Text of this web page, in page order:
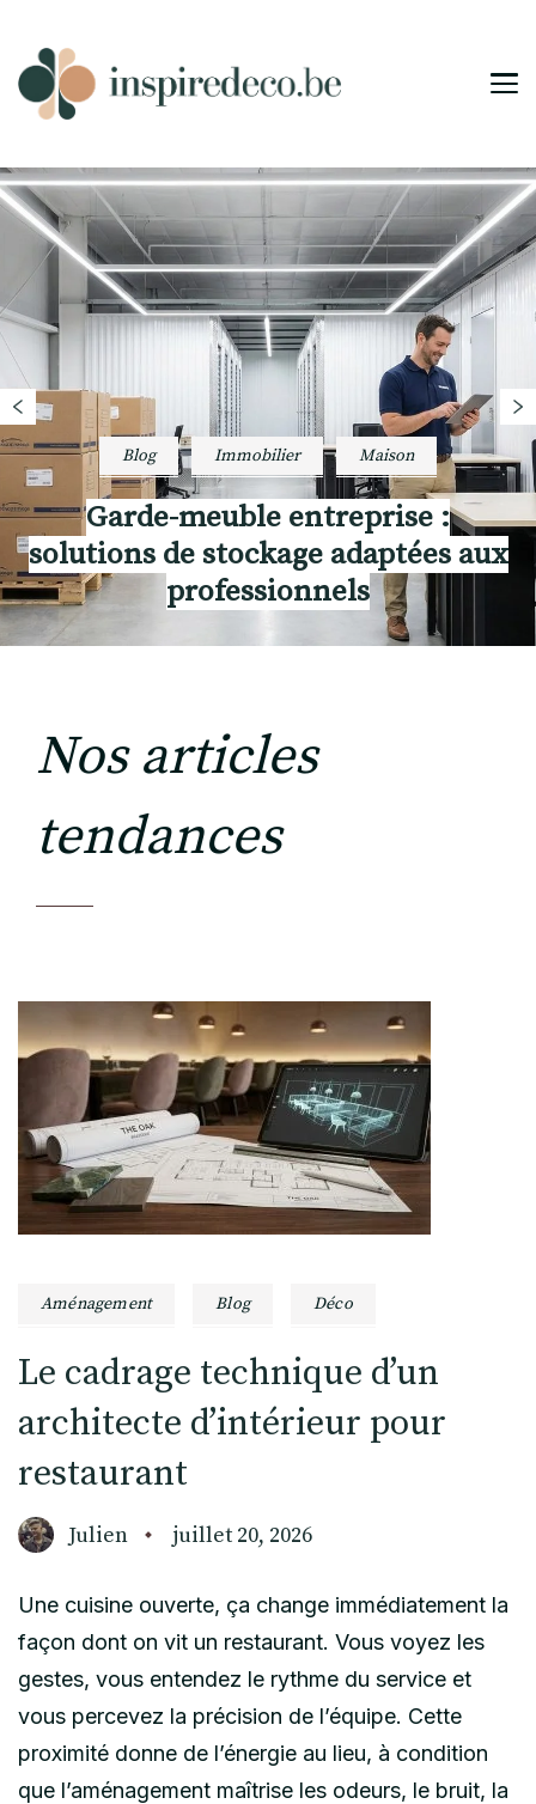
Blog Immobilier Maison
Garde-meuble entreprise :
solutions de stockage adaptées aux
professionnels
Nos articles
tendances
Aménagement Blog Déco
Le cadrage technique d’un
architecte d’intérieur pour
restaurant
Julien juillet 20, 2026
Une cuisine ouverte, ça change immédiatement la
façon dont on vit un restaurant. Vous voyez les
gestes, vous entendez le rythme du service et
vous percevez la précision de l’équipe. Cette
proximité donne de l’énergie au lieu, à condition
que l’aménagement maîtrise les odeurs, le bruit, la